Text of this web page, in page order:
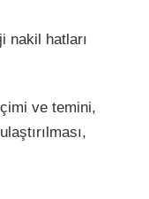
nakil hatları
ve temini,